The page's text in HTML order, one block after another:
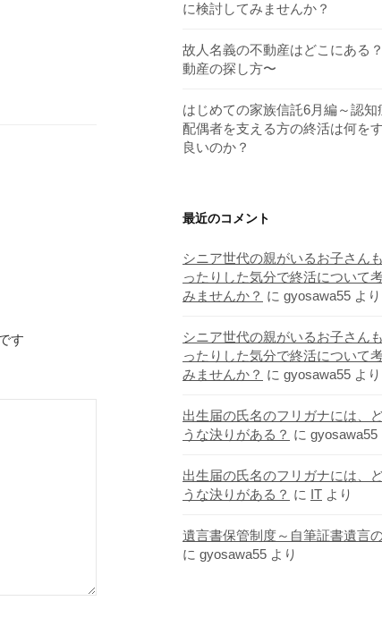
す
に検討してみませんか？
故人名義の不動産はどこにある
動産の探し方〜
はじめての家族信託6月編～認知
配偶者を支える方の終活は何を
良いのか？
最近のコメント
シニア世代の親がいるお子さん
ったりした気分で終活について
みませんか？ に gyosawa55 より
シニア世代の親がいるお子さん
ったりした気分で終活について
みませんか？ に gyosawa55 より
出生届の氏名のフリガナには、
うな決りがある？ に gyosawa55
出生届の氏名のフリガナには、
うな決りがある？ に IT より
遺言書保管制度～自筆証書遺言
に gyosawa55 より